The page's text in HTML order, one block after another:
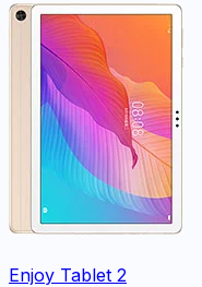
Enjoy Tablet 2